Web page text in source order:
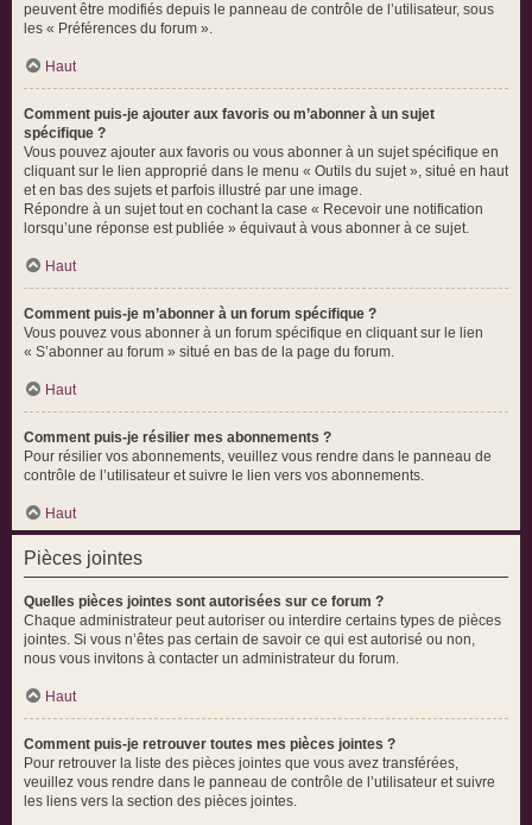
peuvent être modifiés depuis le panneau de contrôle de l’utilisateur, sous
les « Préférences du forum ».
Haut
Comment puis-je ajouter aux favoris ou m’abonner à un sujet
spécifique ?
Vous pouvez ajouter aux favoris ou vous abonner à un sujet spécifique en
cliquant sur le lien approprié dans le menu « Outils du sujet », situé en haut
et en bas des sujets et parfois illustré par une image.
Répondre à un sujet tout en cochant la case « Recevoir une notification
lorsqu’une réponse est publiée » équivaut à vous abonner à ce sujet.
Haut
Comment puis-je m’abonner à un forum spécifique ?
Vous pouvez vous abonner à un forum spécifique en cliquant sur le lien
« S’abonner au forum » situé en bas de la page du forum.
Haut
Comment puis-je résilier mes abonnements ?
Pour résilier vos abonnements, veuillez vous rendre dans le panneau de
contrôle de l’utilisateur et suivre le lien vers vos abonnements.
Haut
Pièces jointes
Quelles pièces jointes sont autorisées sur ce forum ?
Chaque administrateur peut autoriser ou interdire certains types de pièces
jointes. Si vous n’êtes pas certain de savoir ce qui est autorisé ou non,
nous vous invitons à contacter un administrateur du forum.
Haut
Comment puis-je retrouver toutes mes pièces jointes ?
Pour retrouver la liste des pièces jointes que vous avez transférées,
veuillez vous rendre dans le panneau de contrôle de l’utilisateur et suivre
les liens vers la section des pièces jointes.